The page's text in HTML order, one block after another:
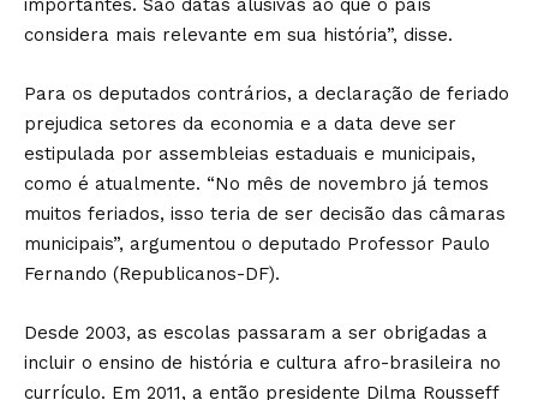
importantes. São datas alusivas ao que o país
considera mais relevante em sua história”, disse.
Para os deputados contrários, a declaração de feriado
prejudica setores da economia e a data deve ser
estipulada por assembleias estaduais e municipais,
como é atualmente. “No mês de novembro já temos
muitos feriados, isso teria de ser decisão das câmaras
municipais”, argumentou o deputado Professor Paulo
Fernando (Republicanos-DF).
Desde 2003, as escolas passaram a ser obrigadas a
incluir o ensino de história e cultura afro-brasileira no
currículo. Em 2011, a então presidente Dilma Rousseff